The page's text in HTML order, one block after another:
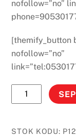
nofollow=”no”
[themify_button
nofollow=”no”
Polo
Sağ
Stop
STOK KODU: